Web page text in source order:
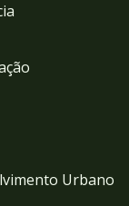
Urbano